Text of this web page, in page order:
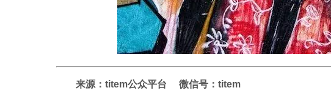
来源：titem公众平台 微信号：titem